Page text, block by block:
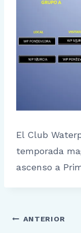
El Club
temporada
ascenso a
ANTERIOR